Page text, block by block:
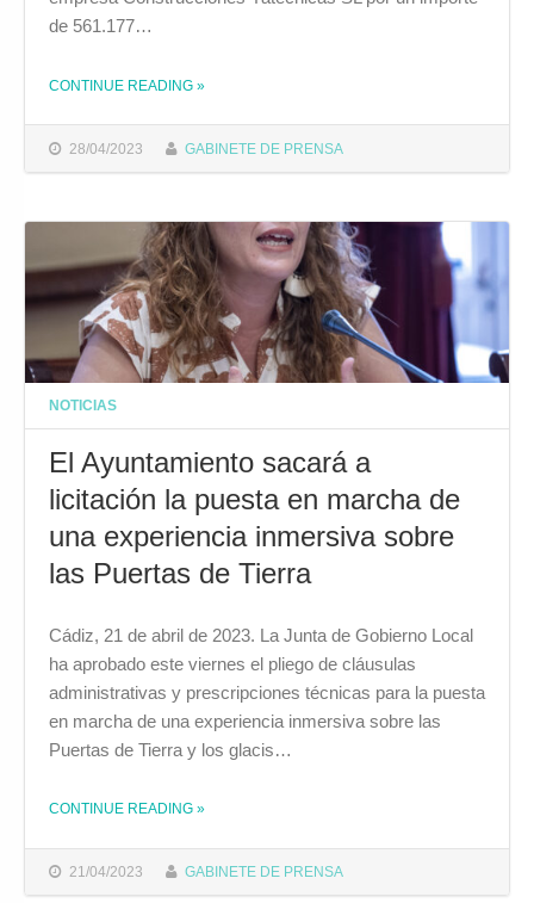
28/04/2023 GABINETE DE PRENSA
de 561.177…
CONTINUE READING THE "EL AYUNTAMIENTO ADJUDICA LA REHABILITACIÓN DE LAS BÓVEDAS 13 A 18 DE LAS MURALLAS DE SAN CARLOS"
»
NOTICIAS
El Ayuntamiento sacará a
licitación la puesta en marcha de
una experiencia inmersiva sobre
las Puertas de Tierra
21/04/2023 GABINETE DE PRENSA
Cádiz, 21 de abril de 2023. La Junta de Gobierno Local
ha aprobado este viernes el pliego de cláusulas
administrativas y prescripciones técnicas para la puesta
en marcha de una experiencia inmersiva sobre las
Puertas de Tierra y los glacis…
CONTINUE READING THE "EL AYUNTAMIENTO SACARÁ A LICITACIÓN LA PUESTA EN MARCHA DE UNA EXPERIENCIA INMERSIVA SOBRE LAS PUERTAS DE TIERRA"
»